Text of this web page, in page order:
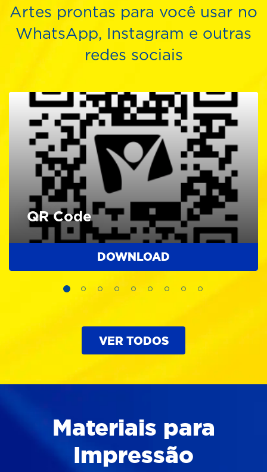
Artes prontas para você usar no
WhatsApp, Instagram e outras
redes sociais
QR Code
DOWNLOAD
VER TODOS
Materiais para
Impressão